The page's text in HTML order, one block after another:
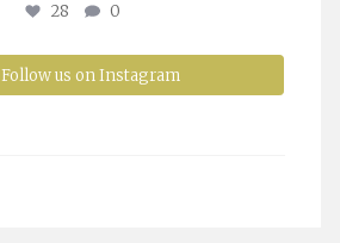
28 0
Follow us on Instagram